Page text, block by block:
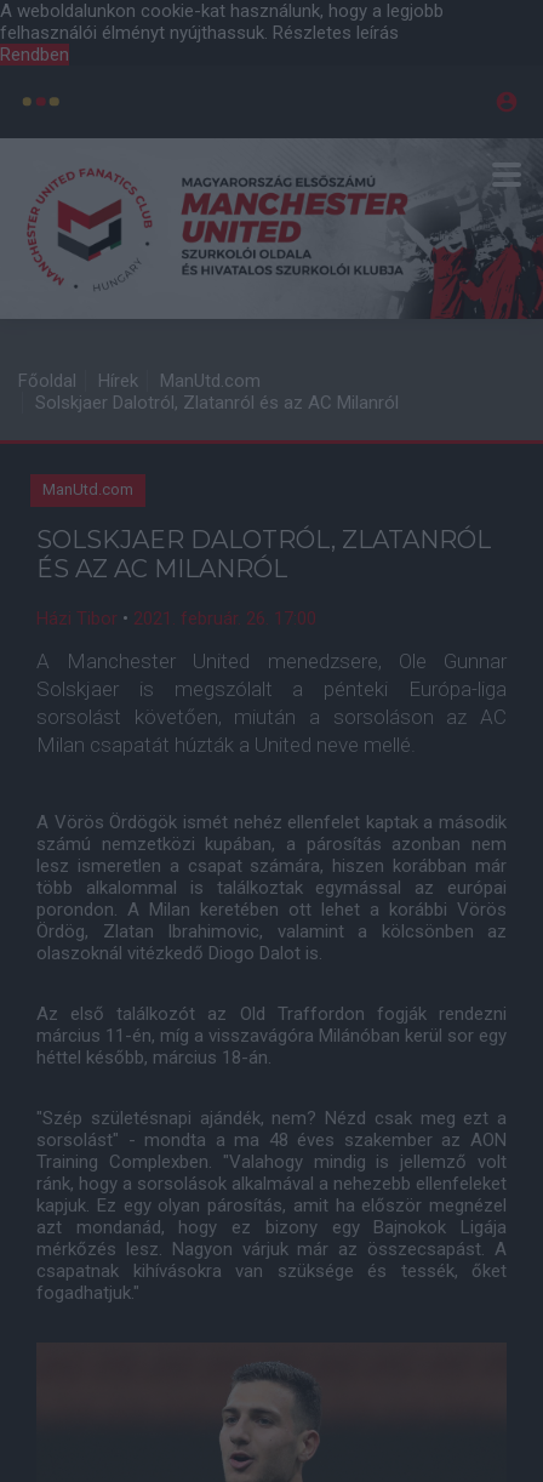
A weboldalunkon cookie-kat használunk, hogy a legjobb
felhasználói élményt nyújthassuk. Részletes leírás
Rendben
Főoldal Hírek
ManUtd.com
Solskjaer Dalotról, Zlatanról és az AC Milanról
ManUtd.com
SOLSKJAER DALOTRÓL, ZLATANRÓL
ÉS AZ AC MILANRÓL
Házi Tibor • 2021. február. 26. 17:00
A Manchester United menedzsere, Ole Gunnar
Solskjaer is megszólalt a pénteki Európa-liga
sorsolást követően, miután a sorsoláson az AC
Milan csapatát húzták a United neve mellé.
A Vörös Ördögök ismét nehéz ellenfelet kaptak a második
számú nemzetközi kupában, a párosítás azonban nem
lesz ismeretlen a csapat számára, hiszen korábban már
több alkalommal is találkoztak egymással az európai
porondon. A Milan keretében ott lehet a korábbi Vörös
Ördög, Zlatan Ibrahimovic, valamint a kölcsönben az
olaszoknál vitézkedő Diogo Dalot is.
Az első találkozót az Old Traffordon fogják rendezni
március 11-én, míg a visszavágóra Milánóban kerül sor egy
héttel később, március 18-án.
"Szép születésnapi ajándék, nem? Nézd csak meg ezt a
sorsolást" - mondta a ma 48 éves szakember az AON
Training Complexben. "Valahogy mindig is jellemző volt
ránk, hogy a sorsolások alkalmával a nehezebb ellenfeleket
kapjuk. Ez egy olyan párosítás, amit ha először megnézel
azt mondanád, hogy ez bizony egy Bajnokok Ligája
mérkőzés lesz. Nagyon várjuk már az összecsapást. A
csapatnak kihívásokra van szüksége és tessék, őket
fogadhatjuk."